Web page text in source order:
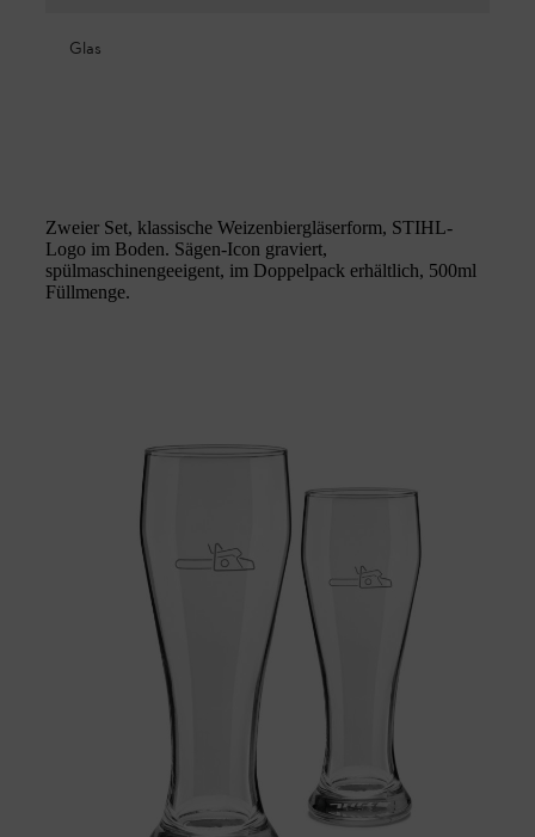
Glas
Zweier Set, klassische Weizenbiergläserform, STIHL-
Logo im Boden. Sägen-Icon graviert,
spülmaschinengeeigent, im Doppelpack erhältlich, 500ml
Füllmenge.